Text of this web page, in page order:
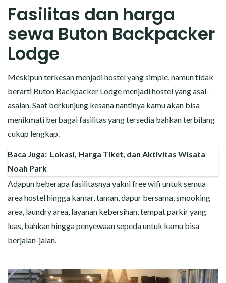
Fasilitas dan harga
sewa Buton Backpacker
Lodge
Meskipun terkesan menjadi hostel yang simple, namun tidak
berarti Buton Backpacker Lodge menjadi hostel yang asal-
asalan. Saat berkunjung kesana nantinya kamu akan bisa
menikmati berbagai fasilitas yang tersedia bahkan terbilang
cukup lengkap.
Baca Juga: Lokasi, Harga Tiket, dan Aktivitas Wisata
Noah Park
Adapun beberapa fasilitasnya yakni free wifi untuk semua
area hostel hingga kamar, taman, dapur bersama, smooking
area, laundry area, layanan kebersihan, tempat parkir yang
luas, bahkan hingga penyewaan sepeda untuk kamu bisa
berjalan-jalan.